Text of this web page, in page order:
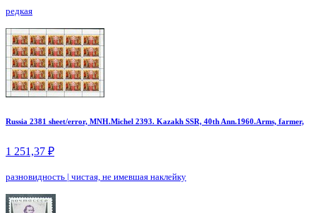
редкая
Russia 2381 sheet/error, MNH.Michel 2393. Kazakh SSR, 40th Ann.1960.Arms, farmer,
1 251,37 ₽
разновидность | чистая, не имевшая наклейку